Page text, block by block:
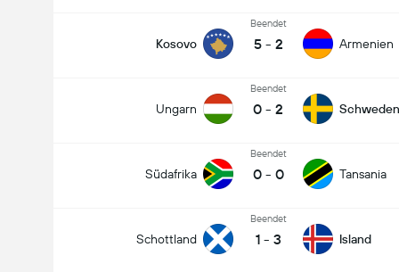
Kosovo
Beendet
5 - 2 Armenien
Ungarn
Beendet
0 - 2 Schweden
Südafrika
Beendet
0 - 0 Tansania
Schottland
Beendet
1 - 3 Island